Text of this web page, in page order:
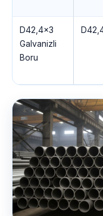
D42,4×3
Galvanizli
Boru